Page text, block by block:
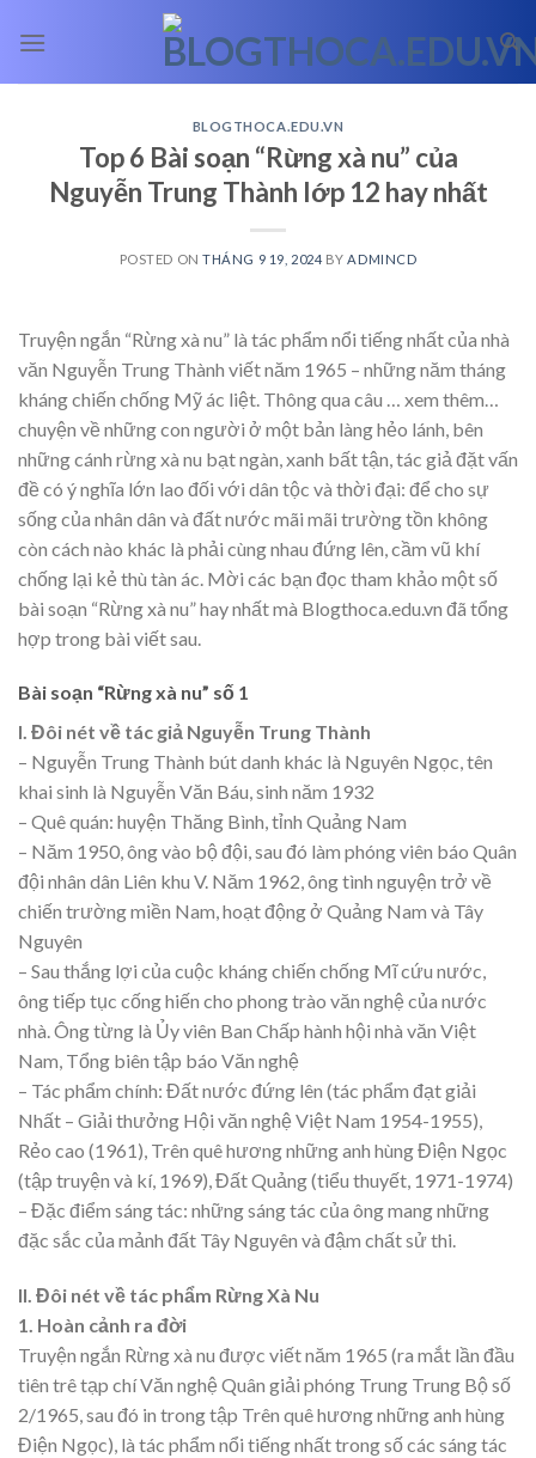
BLOGTHOCA.EDU.VN
Top 6 Bài soạn “Rừng xà nu” của
Nguyễn Trung Thành lớp 12 hay nhất
POSTED ONTHÁNG 9 19, 2024 BY ADMINCD
Truyện ngắn “Rừng xà nu” là tác phẩm nổi tiếng nhất của nhà
văn Nguyễn Trung Thành viết năm 1965 – những năm tháng
kháng chiến chống Mỹ ác liệt. Thông qua câu
… xem thêm…
chuyện về những con người ở một bản làng hẻo lánh, bên
những cánh rừng xà nu bạt ngàn, xanh bất tận, tác giả đặt vấn
đề có ý nghĩa lớn lao đối với dân tộc và thời đại: để cho sự
sống của nhân dân và đất nước mãi mãi trường tồn không
còn cách nào khác là phải cùng nhau đứng lên, cầm vũ khí
chống lại kẻ thù tàn ác. Mời các bạn đọc tham khảo một số
bài soạn “Rừng xà nu” hay nhất mà Blogthoca.edu.vn đã tổng
hợp trong bài viết sau.
Bài soạn “Rừng xà nu” số 1
I. Đôi nét về tác giả Nguyễn Trung Thành
– Nguyễn Trung Thành bút danh khác là Nguyên Ngọc, tên
khai sinh là Nguyễn Văn Báu, sinh năm 1932
– Quê quán: huyện Thăng Bình, tỉnh Quảng Nam
– Năm 1950, ông vào bộ đội, sau đó làm phóng viên báo Quân
đội nhân dân Liên khu V. Năm 1962, ông tình nguyện trở về
chiến trường miền Nam, hoạt động ở Quảng Nam và Tây
Nguyên
– Sau thắng lợi của cuộc kháng chiến chống Mĩ cứu nước,
ông tiếp tục cống hiến cho phong trào văn nghệ của nước
nhà. Ông từng là Ủy viên Ban Chấp hành hội nhà văn Việt
Nam, Tổng biên tập báo Văn nghệ
– Tác phẩm chính: Đất nước đứng lên (tác phẩm đạt giải
Nhất – Giải thưởng Hội văn nghệ Việt Nam 1954-1955),
Rẻo cao (1961), Trên quê hương những anh hùng Điện Ngọc
(tập truyện và kí, 1969), Đất Quảng (tiểu thuyết, 1971-1974)
– Đặc điểm sáng tác: những sáng tác của ông mang những
đặc sắc của mảnh đất Tây Nguyên và đậm chất sử thi.
II. Đôi nét về tác phẩm Rừng Xà Nu
1. Hoàn cảnh ra đời
Truyện ngắn Rừng xà nu được viết năm 1965 (ra mắt lần đầu
tiên trê tạp chí Văn nghệ Quân giải phóng Trung Trung Bộ số
2/1965, sau đó in trong tập Trên quê hương những anh hùng
Điện Ngọc), là tác phẩm nổi tiếng nhất trong số các sáng tác